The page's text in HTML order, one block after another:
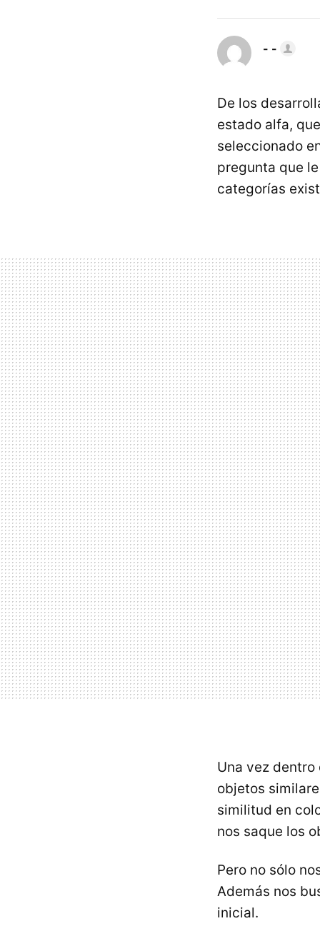
- -
De los
estado alfa,
seleccionado
pregunta que
categorías
Una vez
objetos
similitud en
nos saque los
Pero no sólo
Además nos
inicial.